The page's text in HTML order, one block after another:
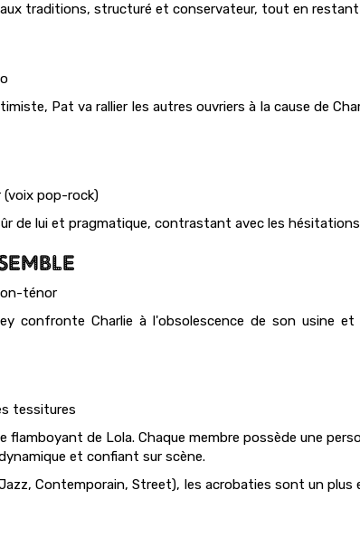
traditions, structuré et conservateur, tout en
Pat va rallier les autres ouvriers à la cause de
pop-rock)
de lui et pragmatique, contrastant avec les hésitations
ténor
confronte Charlie à l'obsolescence de son usine
tessitures
flamboyant de Lola. Chaque membre possède une
et confiant sur scène.
Contemporain, Street), les acrobaties sont un